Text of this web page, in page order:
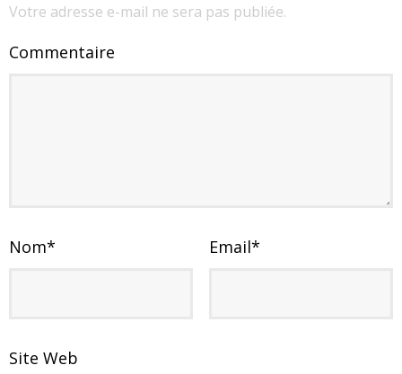
Votre adresse e-mail ne sera pas publiée.
Commentaire
Nom* Email*
Site Web